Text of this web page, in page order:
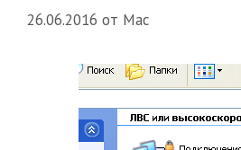
26.06.2016 от Mac